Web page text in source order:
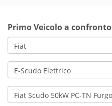
Primo Veicolo a confronto